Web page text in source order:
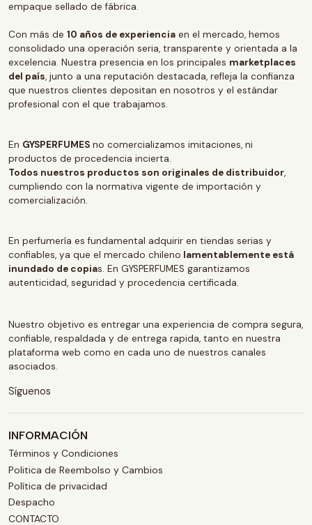
empaque sellado de fábrica.
Con más de 10 años de experiencia en el mercado, hemos
consolidado una operación seria, transparente y orientada a la
excelencia. Nuestra presencia en los principales marketplaces
del país, junto a una reputación destacada, refleja la confianza
que nuestros clientes depositan en nosotros y el estándar
profesional con el que trabajamos.
En GYSPERFUMES no comercializamos imitaciones, ni
productos de procedencia incierta.
Todos nuestros productos son originales de distribuidor,
cumpliendo con la normativa vigente de importación y
comercialización.
En perfumería es fundamental adquirir en tiendas serias y
confiables, ya que el mercado chileno lamentablemente está
inundado de copias. En GYSPERFUMES garantizamos
autenticidad, seguridad y procedencia certificada.
Nuestro objetivo es entregar una experiencia de compra segura,
confiable, respaldada y de entrega rapida, tanto en nuestra
plataforma web como en cada uno de nuestros canales
asociados.
Síguenos
INFORMACIÓN
Términos y Condiciones
Politica de Reembolso y Cambios
Política de privacidad
Despacho
CONTACTO